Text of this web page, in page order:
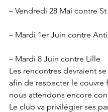
– Vendredi 28 Mai contre
– Mardi 1er Juin contre
– Mardi 8 Juin contre Lille
Les rencontres devraient
afin de respecter le couvre
nous attendons encore
Le club va privilégier ses